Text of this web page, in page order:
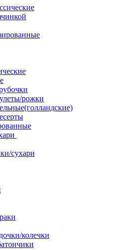
рожки
сухари
колечки